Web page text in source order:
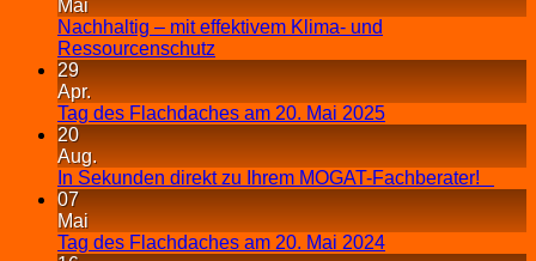
Mai
Nachhaltig – mit effektivem Klima- und
Ressourcenschutz
29
Apr.
Tag des Flachdaches am 20. Mai 2025
20
Aug.
In Sekunden direkt zu Ihrem MOGAT-Fachberater!
07
Mai
Tag des Flachdaches am 20. Mai 2024